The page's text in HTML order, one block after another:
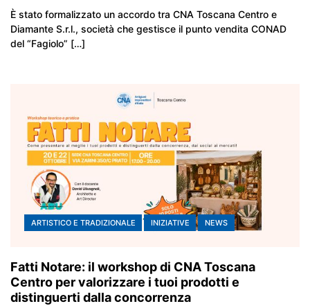
È stato formalizzato un accordo tra CNA Toscana Centro e
Diamante S.r.l., società che gestisce il punto vendita CONAD
del “Fagiolo” […]
ARTISTICO E TRADIZIONALE INIZIATIVE NEWS
Fatti Notare: il workshop di CNA Toscana
Centro per valorizzare i tuoi prodotti e
distinguerti dalla concorrenza